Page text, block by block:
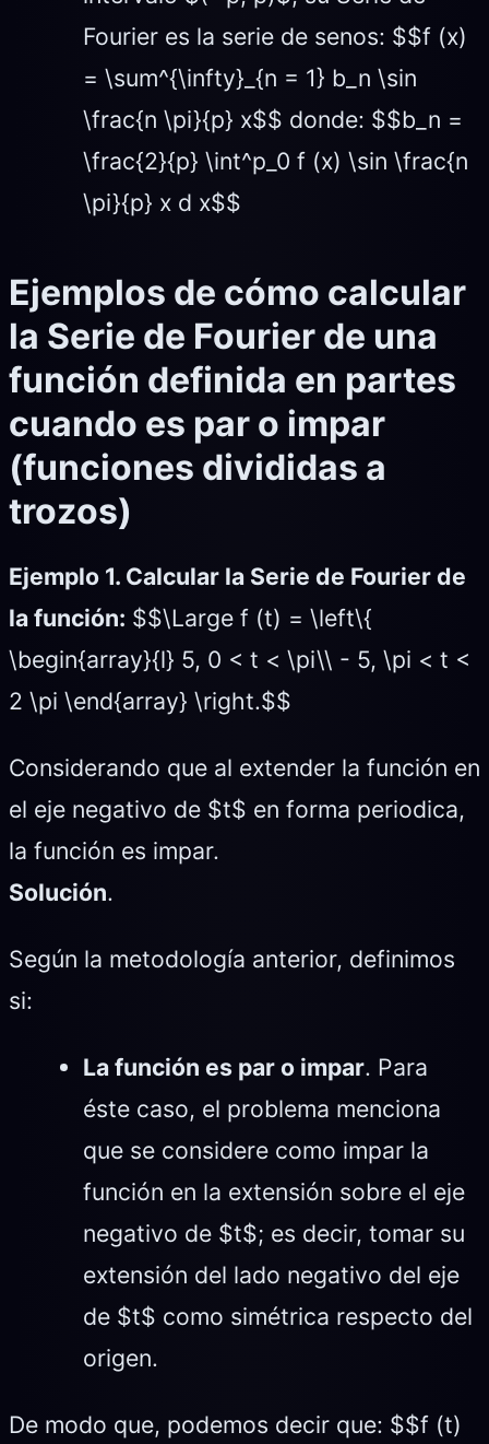
Fourier es la serie de senos: $$f (x)
= \sum^{\infty}_{n = 1} b_n \sin
\frac{n \pi}{p} x$$ donde: $$b_n =
\frac{2}{p} \int^p_0 f (x) \sin \frac{n
\pi}{p} x d x$$
Ejemplos de cómo calcular
la Serie de Fourier de una
función definida en partes
cuando es par o impar
(funciones divididas a
trozos)
Ejemplo 1. Calcular la Serie de Fourier de
la función: $$\Large f (t) = \left\{
\begin{array}{l} 5, 0 < t < \pi\\ - 5, \pi < t <
2 \pi \end{array} \right.$$
Considerando que al extender la función en
el eje negativo de $t$ en forma periodica,
la función es impar.
Solución.
Según la metodología anterior, definimos
si:
La función es par o impar. Para
éste caso, el problema menciona
que se considere como impar la
función en la extensión sobre el eje
negativo de $t$; es decir, tomar su
extensión del lado negativo del eje
de $t$ como simétrica respecto del
origen.
De modo que, podemos decir que: $$f (t)